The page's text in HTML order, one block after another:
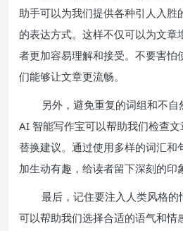
助手可以为我们提供各种引人入胜
的表达方式。这样不仅可以为文章
者更加容易理解和接受。不要害怕
们能够让文章更流畅。
另外，避免重复的词组和不自
AI 智能写作宝可以帮助我们检查
替换建议。通过使用多样的词汇和
加生动有趣，给读者留下深刻的印
最后，记住要注入人类风格
可以帮助我们选择合适的语气和情